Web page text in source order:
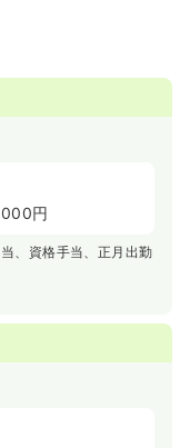
円
、資格手当、正月出勤